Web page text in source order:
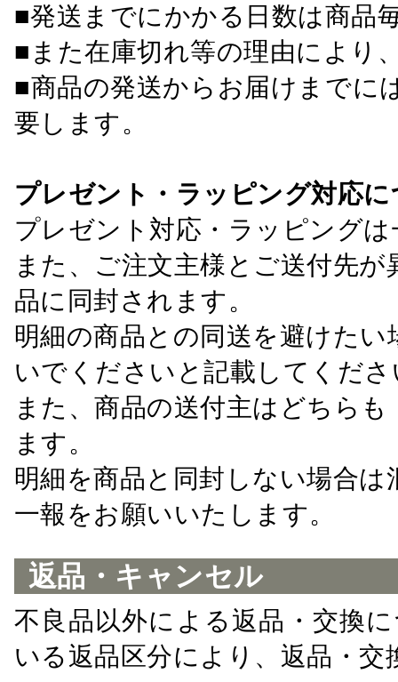
■発送までにかかる日数は商品
■また在庫切れ等の理由により
■商品の発送からお届けまでに
要します。
プレゼント・ラッピング対応
プレゼント対応・ラッピング
また、ご注文主様とご送付先
品に同封されます。
明細の商品との同送を避けた
いでくださいと記載してくださ
また、商品の送付主はどちら
ます。
明細を商品と同封しない場合
一報をお願いいたします。
返品・キャンセル
不良品以外による返品・交換
いる返品区分により、返品・